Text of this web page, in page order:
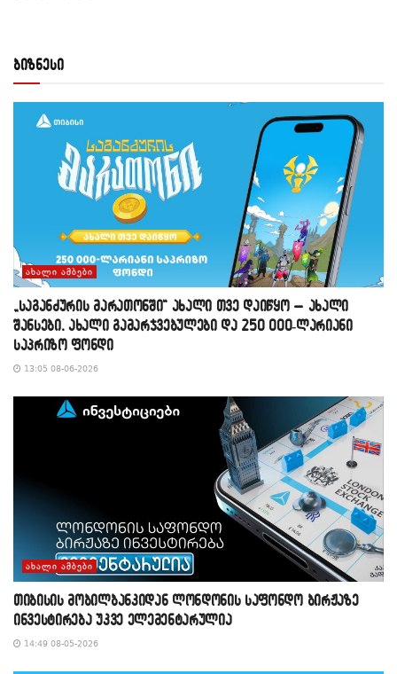
ბიზნესი
ᲐᲮᲐᲚᲘ ᲐᲛᲑᲔᲑᲘ
„საგანძურის მარათონში“ ახალი თვე დაიწყო – ახალი
შანსები, ახალი გამარჯვებულები და 250 000-ლარიანი
საპრიზო ფონდი
13:05 08-06-2026
ᲐᲮᲐᲚᲘ ᲐᲛᲑᲔᲑᲘ
თიბისის მობილბანკიდან ლონდონის საფონდო ბირჟაზე
ინვესტირება უკვე ელემენტარულია
14:49 08-05-2026